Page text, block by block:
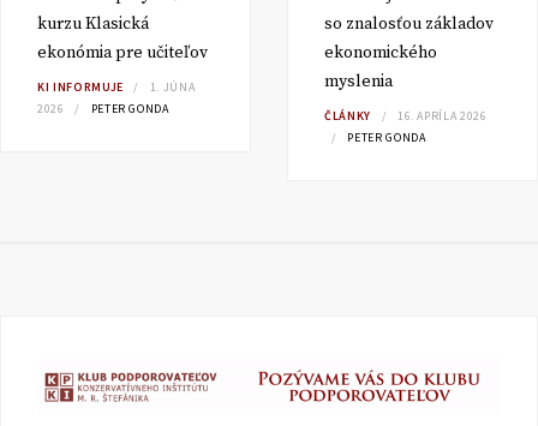
kurzu Klasická
ekonómia pre učiteľov
KI INFORMUJE
1. JÚNA
2026
PETER GONDA
so znalosťou základov
ekonomického
myslenia
ČLÁNKY
16. APRÍLA 2026
PETER GONDA